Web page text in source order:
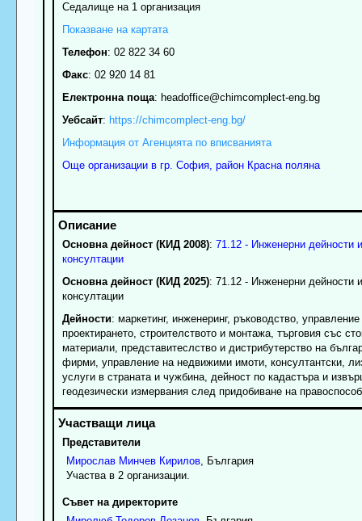
Седалище на 1 организация
Показване на картата
Телефон:02 822 34 60
Факс:02 920 14 81
Електронна поща: headoffice@chimcomplect-eng.bg
Уебсайт: https://chimcomplect-eng.bg/
Информация от Агенцията по вписванията
Още организации в гр. София, район Красна поляна
Основна дейност (КИД 2008):71.12 - Инженерни дейности
консултации
Основна дейност (КИД 2025): 71.12 - Инженерни дейности
консултации
Дейности: маркетинг, инженеринг, ръководство,
проектирането, строителството и монтажа, търговия със
материали, представитеслство и дистрибутерство на
фирми, управление на недвижими имоти, консултантски,
услуги в страната и чужбина, дейност по кадастъра и
геодезически измервания след придобиване на
Представители
Мирослав Минчев Кирилов , България
Участва в 2 организации.
Съвет на директорите